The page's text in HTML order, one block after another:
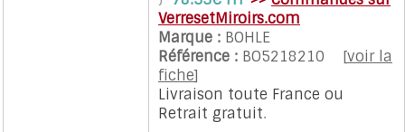
(encoches).
L'ouverture de la porte peu être
faite à 90° dans les 2 sens.
L'écart entre les verres est de 4
mm.
Les charnières assurent un
rappel automatique sur la
VerresetMiroirs.com
Marque : BOHLE
Référence : BO5218210 [voir la
fiche]
Livraison toute France ou
Retrait gratuit.